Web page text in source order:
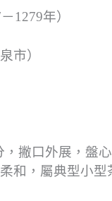
1279年）
市）
撇口外展，盤
和，屬典型小型